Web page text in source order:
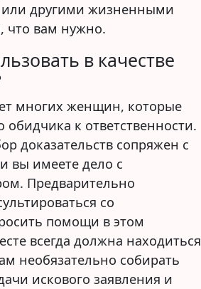
другими жизненными
что вам нужно.
в качестве
многих женщин, которые
обидчика к ответственности.
доказательств сопряжен с
вы имеете дело с
Предварительно
со
помощи в этом
всегда должна находиться
необязательно собирать
искового заявления и